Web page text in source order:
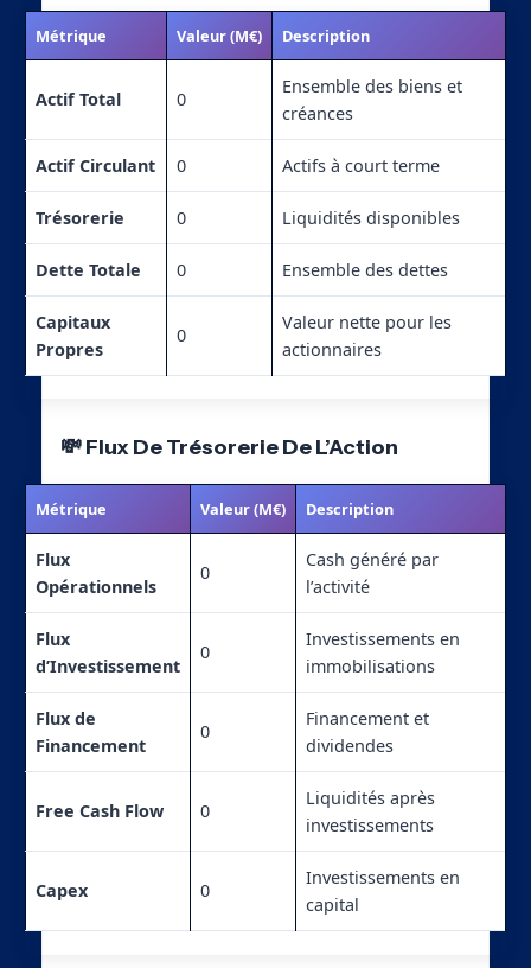
Métrique Valeur (M€) Description
Actif Total 0
Ensemble des biens et
créances
Actif Circulant 0 Actifs à court terme
Trésorerie 0 Liquidités disponibles
Dette Totale 0 Ensemble des dettes
Capitaux
Propres
0
Valeur nette pour les
actionnaires
💸 Flux De Trésorerie De L’Action
Métrique Valeur (M€) Description
Flux
Opérationnels
0
Cash généré par
l’activité
Flux
d’Investissement
0
Investissements en
immobilisations
Flux de
Financement
0
Financement et
dividendes
Free Cash Flow 0
Liquidités après
investissements
Capex 0
Investissements en
capital